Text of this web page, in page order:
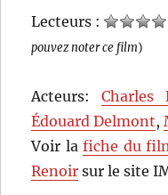
Lecteurs :
pouvez noter ce film)
Acteurs:Charles
Édouard Delmont,
Voir lafiche du
Renoir sur le site